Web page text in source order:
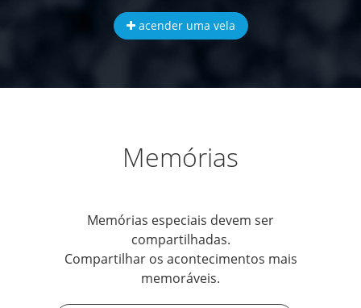
acender uma vela
Memórias
Memórias especiais devem ser
compartilhadas.
Compartilhar os acontecimentos mais
memoráveis.